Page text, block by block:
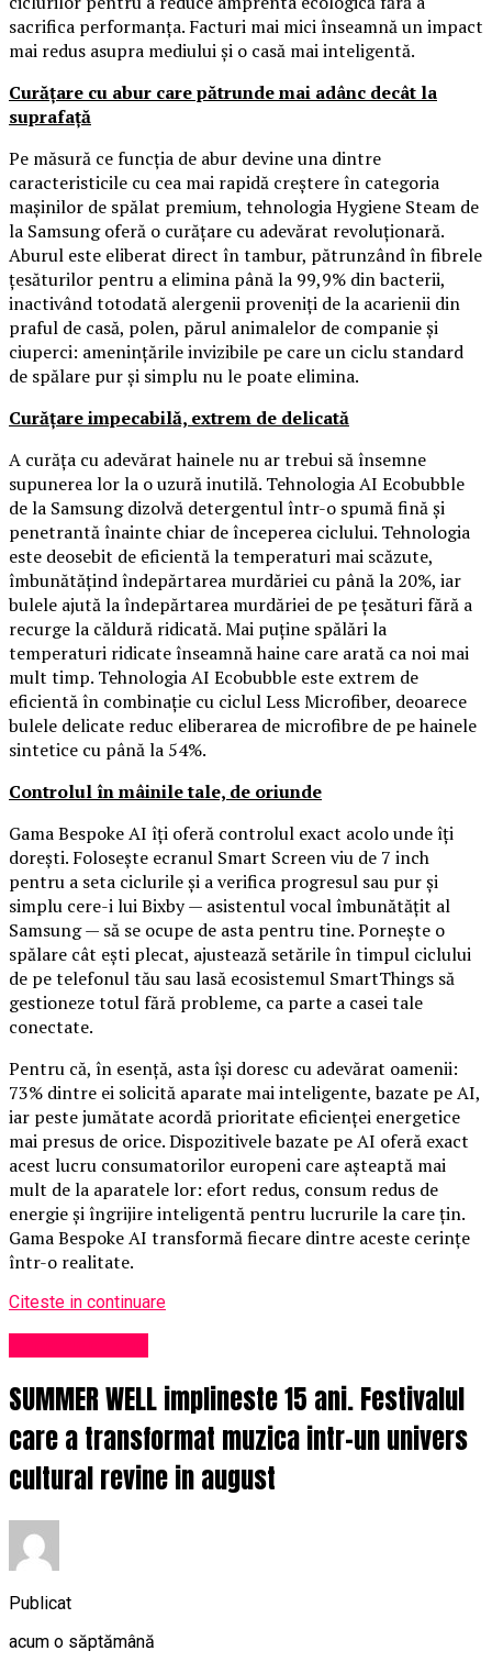
sacrifica performanța. Facturi mai mici înseamnă un impact
mai redus asupra mediului și o casă mai inteligentă.
Curățare cu abur care pătrunde mai adânc decât la
suprafață
Pe măsură ce funcția de abur devine una dintre
caracteristicile cu cea mai rapidă creștere în categoria
mașinilor de spălat premium, tehnologia Hygiene Steam de
la Samsung oferă o curățare cu adevărat revoluționară.
Aburul este eliberat direct în tambur, pătrunzând în fibrele
țesăturilor pentru a elimina până la 99,9% din bacterii,
inactivând totodată alergenii proveniți de la acarienii din
praful de casă, polen, părul animalelor de companie și
ciuperci: amenințările invizibile pe care un ciclu standard
de spălare pur și simplu nu le poate elimina.
Curățare impecabilă, extrem de delicată
A curăța cu adevărat hainele nu ar trebui să însemne
supunerea lor la o uzură inutilă. Tehnologia AI Ecobubble
de la Samsung dizolvă detergentul într-o spumă fină și
penetrantă înainte chiar de începerea ciclului. Tehnologia
este deosebit de eficientă la temperaturi mai scăzute,
îmbunătățind îndepărtarea murdăriei cu până la 20%, iar
bulele ajută la îndepărtarea murdăriei de pe țesături fără a
recurge la căldură ridicată. Mai puține spălări la
temperaturi ridicate înseamnă haine care arată ca noi mai
mult timp. Tehnologia AI Ecobubble este extrem de
eficientă în combinație cu ciclul Less Microfiber, deoarece
bulele delicate reduc eliberarea de microfibre de pe hainele
sintetice cu până la 54%.
Controlul în mâinile tale, de oriunde
Gama Bespoke AI îți oferă controlul exact acolo unde îți
dorești. Folosește ecranul Smart Screen viu de 7 inch
pentru a seta ciclurile și a verifica progresul sau pur și
simplu cere-i lui Bixby — asistentul vocal îmbunătățit al
Samsung — să se ocupe de asta pentru tine. Pornește o
spălare cât ești plecat, ajustează setările în timpul ciclului
de pe telefonul tău sau lasă ecosistemul SmartThings să
gestioneze totul fără probleme, ca parte a casei tale
conectate.
Pentru că, în esență, asta își doresc cu adevărat oamenii:
73% dintre ei solicită aparate mai inteligente, bazate pe AI,
iar peste jumătate acordă prioritate eficienței energetice
mai presus de orice. Dispozitivele bazate pe AI oferă exact
acest lucru consumatorilor europeni care așteaptă mai
mult de la aparatele lor: efort redus, consum redus de
energie și îngrijire inteligentă pentru lucrurile la care țin.
Gama Bespoke AI transformă fiecare dintre aceste cerințe
într-o realitate.
Citeste in continuare
SUMMER WELL implineste 15 ani. Festivalul
care a transformat muzica intr-un univers
cultural revine in august
Publicat
acum o săptămână